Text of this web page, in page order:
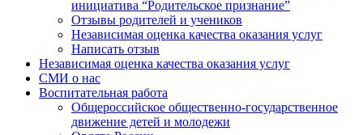
инициатива “Родительское признание”
Отзывы родителей и учеников
Независимая оценка качества оказания услуг
Написать отзыв
Независимая оценка качества оказания услуг
СМИ о нас
Воспитательная работа
Общероссийское общественно-государственное
движение детей и молодежи